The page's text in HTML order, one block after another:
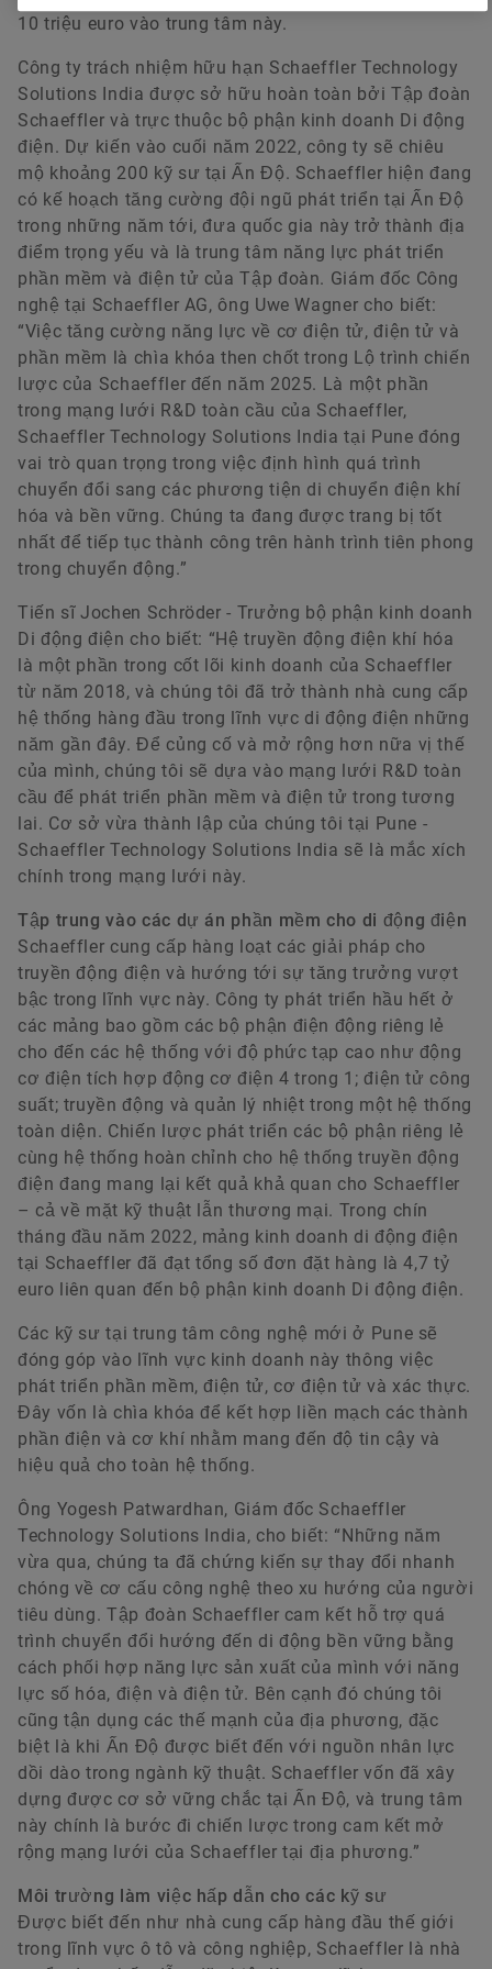
10 triệu euro vào trung tâm này.
Công ty trách nhiệm hữu hạn Schaeffler Technology
Solutions India được sở hữu hoàn toàn bởi Tập đoàn
Schaeffler và trực thuộc bộ phận kinh doanh Di động
điện. Dự kiến vào cuối năm 2022, công ty sẽ chiêu
mộ khoảng 200 kỹ sư tại Ấn Độ. Schaeffler hiện đang
có kế hoạch tăng cường đội ngũ phát triển tại Ấn Độ
trong những năm tới, đưa quốc gia này trở thành địa
điểm trọng yếu và là trung tâm năng lực phát triển
phần mềm và điện tử của Tập đoàn. Giám đốc Công
nghệ tại Schaeffler AG, ông Uwe Wagner cho biết:
“Việc tăng cường năng lực về cơ điện tử, điện tử và
phần mềm là chìa khóa then chốt trong Lộ trình chiến
lược của Schaeffler đến năm 2025. Là một phần
trong mạng lưới R&D toàn cầu của Schaeffler,
Schaeffler Technology Solutions India tại Pune đóng
vai trò quan trọng trong việc định hình quá trình
chuyển đổi sang các phương tiện di chuyển điện khí
hóa và bền vững. Chúng ta đang được trang bị tốt
nhất để tiếp tục thành công trên hành trình tiên phong
trong chuyển động.”
Tiến sĩ Jochen Schröder - Trưởng bộ phận kinh doanh
Di động điện cho biết: “Hệ truyền động điện khí hóa
là một phần trong cốt lõi kinh doanh của Schaeffler
từ năm 2018, và chúng tôi đã trở thành nhà cung cấp
hệ thống hàng đầu trong lĩnh vực di động điện những
năm gần đây. Để củng cố và mở rộng hơn nữa vị thế
của mình, chúng tôi sẽ dựa vào mạng lưới R&D toàn
cầu để phát triển phần mềm và điện tử trong tương
lai. Cơ sở vừa thành lập của chúng tôi tại Pune -
Schaeffler Technology Solutions India sẽ là mắc xích
chính trong mạng lưới này.
Tập trung vào các dự án phần mềm cho di động điện
Schaeffler cung cấp hàng loạt các giải pháp cho
truyền động điện và hướng tới sự tăng trưởng vượt
bậc trong lĩnh vực này. Công ty phát triển hầu hết ở
các mảng bao gồm các bộ phận điện động riêng lẻ
cho đến các hệ thống với độ phức tạp cao như động
cơ điện tích hợp động cơ điện 4 trong 1; điện tử công
suất; truyền động và quản lý nhiệt trong một hệ thống
toàn diện. Chiến lược phát triển các bộ phận riêng lẻ
cùng hệ thống hoàn chỉnh cho hệ thống truyền động
điện đang mang lại kết quả khả quan cho Schaeffler
– cả về mặt kỹ thuật lẫn thương mại. Trong chín
tháng đầu năm 2022, mảng kinh doanh di động điện
tại Schaeffler đã đạt tổng số đơn đặt hàng là 4,7 tỷ
euro liên quan đến bộ phận kinh doanh Di động điện.
Các kỹ sư tại trung tâm công nghệ mới ở Pune sẽ
đóng góp vào lĩnh vực kinh doanh này thông việc
phát triển phần mềm, điện tử, cơ điện tử và xác thực.
Đây vốn là chìa khóa để kết hợp liền mạch các thành
phần điện và cơ khí nhằm mang đến độ tin cậy và
hiệu quả cho toàn hệ thống.
Ông Yogesh Patwardhan, Giám đốc Schaeffler
Technology Solutions India, cho biết: “Những năm
vừa qua, chúng ta đã chứng kiến sự thay đổi nhanh
chóng về cơ cấu công nghệ theo xu hướng của người
tiêu dùng. Tập đoàn Schaeffler cam kết hỗ trợ quá
trình chuyển đổi hướng đến di động bền vững bằng
cách phối hợp năng lực sản xuất của mình với năng
lực số hóa, điện và điện tử. Bên cạnh đó chúng tôi
cũng tận dụng các thế mạnh của địa phương, đặc
biệt là khi Ấn Độ được biết đến với nguồn nhân lực
dồi dào trong ngành kỹ thuật. Schaeffler vốn đã xây
dựng được cơ sở vững chắc tại Ấn Độ, và trung tâm
này chính là bước đi chiến lược trong cam kết mở
rộng mạng lưới của Schaeffler tại địa phương.”
Môi trường làm việc hấp dẫn cho các kỹ sư
Được biết đến như nhà cung cấp hàng đầu thế giới
trong lĩnh vực ô tô và công nghiệp, Schaeffler là nhà